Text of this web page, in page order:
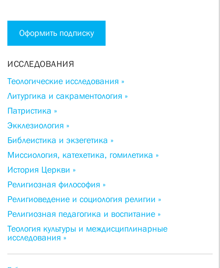
Оформить подписку
ИССЛЕДОВАНИЯ
Теологические исследования »
Литургика и сакраментология »
Патристика »
Экклезиология »
Библеистика и экзегетика »
Миссиология, катехетика, гомилетика »
История Церкви »
Религиозная философия »
Религиоведение и социология религии »
Религиозная педагогика и воспитание »
Теология культуры и междисциплинарные
исследования »